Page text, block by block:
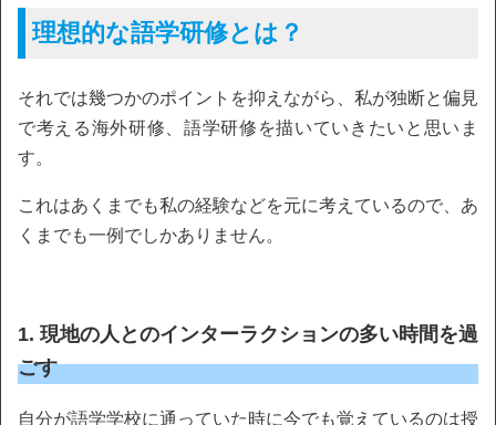
理想的な語学研修とは？
それでは幾つかのポイントを抑えながら、私が独断と偏見
で考える海外研修、語学研修を描いていきたいと思いま
す。
これはあくまでも私の経験などを元に考えているので、あ
くまでも一例でしかありません。
1. 現地の人とのインターラクションの多い時間を過
ごす
自分が語学学校に通っていた時に今でも覚えているのは授